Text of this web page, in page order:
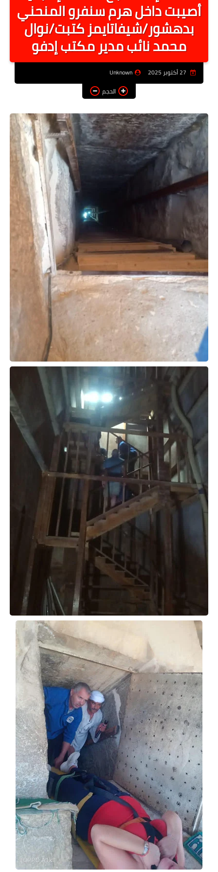
أخبار الرياصة
الطب البديل
منوعات
عاجل
التعليم
الصحه
معلومه قانونيه
تكنولوجيا المعلومات
حوادث وقضايا
خدمات
الصحه والجمال
فن المطبخ
أصيبت داخل هرم سنفرو المنحني
بدهشور/شيفاتايمز كتبت/نوال
محمد نائب مدير مكتب إدفو
Unknown
الحجم